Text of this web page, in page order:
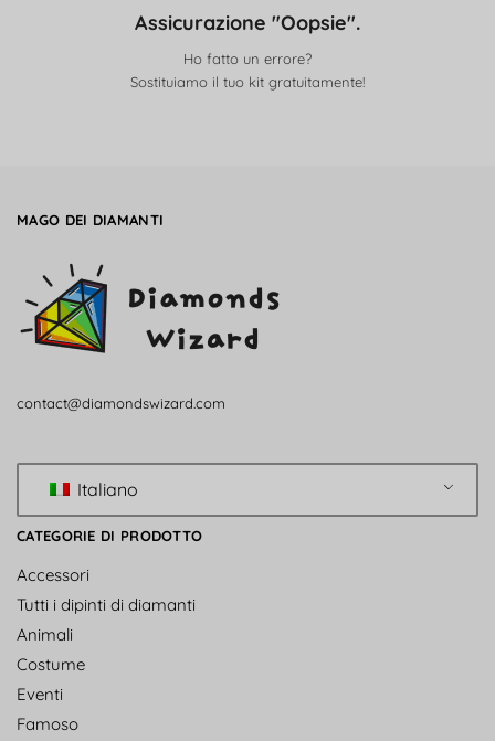
Assicurazione "Oopsie".
Ho fatto un errore?
Sostituiamo il tuo kit gratuitamente!
MAGO DEI DIAMANTI
contact@diamondswizard.com
Italiano
CATEGORIE DI PRODOTTO
Accessori
Tutti i dipinti di diamanti
Animali
Costume
Eventi
Famoso